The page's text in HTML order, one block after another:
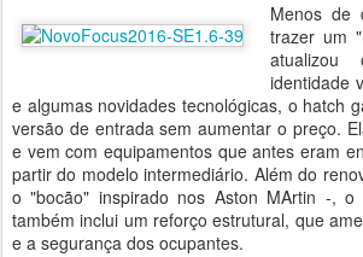
Menos de
trazer um
identidade
e algumas novidades tecnológicas, o hatch
versão de entrada sem aumentar o preço.
e vem com equipamentos que antes eram
partir do modelo intermediário. Além do
o "bocão" inspirado nos Aston MArtin -,
também inclui um reforço estrutural, que
e a segurança dos ocupantes.